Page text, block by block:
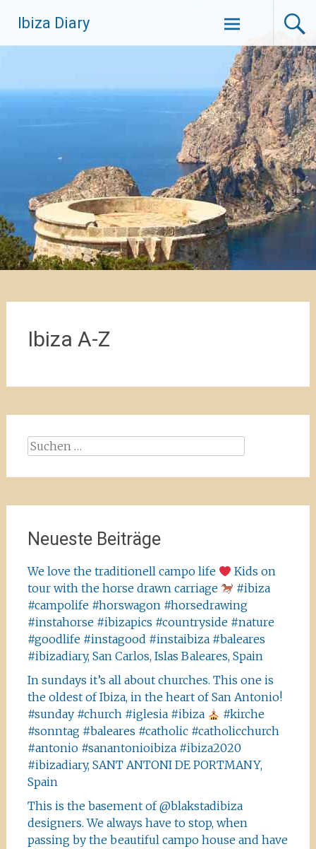
Inhalt
springen
Ibiza Diary
Ibiza A-Z
Suchen
Neueste Beiträge
We love the traditionell campo life
Kids on
tour with the horse drawn carriage
#ibiza
#campolife #horswagon #horsedrawing
#instahorse #ibizapics #countryside #nature
#goodlife #instagood #instaibiza #baleares
#ibizadiary, San Carlos, Islas Baleares, Spain
In sundays it’s all about churches. This one is
the oldest of Ibiza, in the heart of San Antonio!
#sunday #church #iglesia #ibiza
#kirche
#sonntag #baleares #catholic #catholicchurch
#antonio #sanantonioibiza #ibiza2020
#ibizadiary, SANT ANTONI DE PORTMANY,
Spain
This is the basement of @blakstadibiza
designers. We always have to stop, when
passing by the beautiful campo house and have